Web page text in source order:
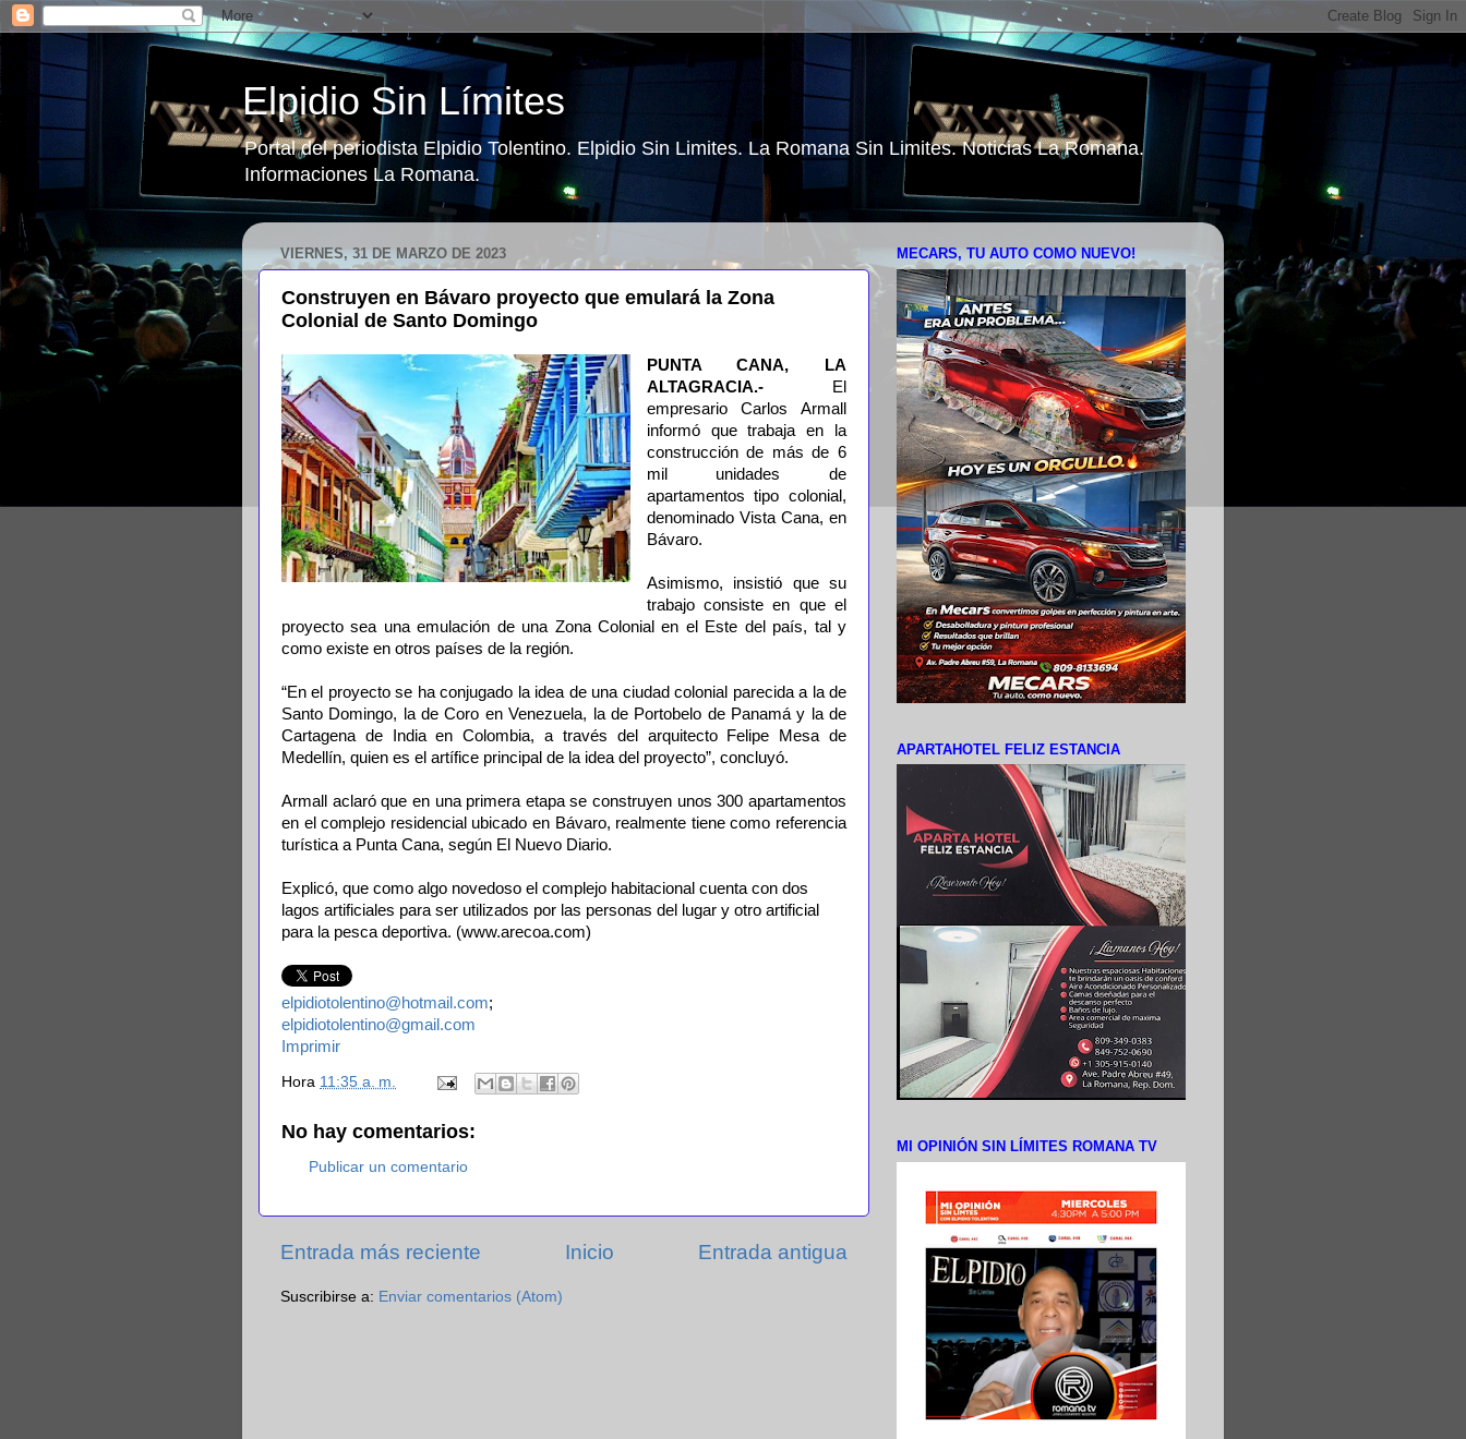
Elpidio Sin Límites
Portal del periodista Elpidio Tolentino. Elpidio Sin Limites. La Romana Sin Limites. Noticias La Romana.
Informaciones La Romana.
VIERNES, 31 DE MARZO DE 2023
Construyen en Bávaro proyecto que emulará la Zona
Colonial de Santo Domingo
PUNTA CANA, LA
ALTAGRACIA.-
El
empresario Carlos Armall
informó que trabaja en la
construcción de más de 6
mil unidades de
apartamentos tipo colonial,
denominado Vista Cana, en
Bávaro.
Asimismo, insistió que su
trabajo consiste en que el
proyecto sea una emulación de una Zona Colonial en el Este del país, tal y
como existe en otros países de la región.
“En el proyecto se ha conjugado la idea de una ciudad colonial parecida a la de
Santo Domingo, la de Coro en Venezuela, la de Portobelo de Panamá y la de
Cartagena de India en Colombia, a través del arquitecto Felipe Mesa de
Medellín, quien es el artífice principal de la idea del proyecto”, concluyó.
Armall aclaró que en una primera etapa se construyen unos 300 apartamentos
en el complejo residencial ubicado en Bávaro, realmente tiene como referencia
turística a Punta Cana, según El Nuevo Diario.
Explicó, que como algo novedoso el complejo habitacional cuenta con dos
lagos artificiales para ser utilizados por las personas del lugar y otro artificial
para la pesca deportiva. (www.arecoa.com)
elpidiotolentino@hotmail.com;
elpidiotolentino@gmail.com
Imprimir
Hora 11:35 a. m.
No hay comentarios:
Publicar un comentario
Entrada más reciente Entrada antigua
Inicio
Suscribirse a: Enviar comentarios (Atom)
MECARS, TU AUTO COMO NUEVO!
APARTAHOTEL FELIZ ESTANCIA
MI OPINIÓN SIN LÍMITES ROMANA TV